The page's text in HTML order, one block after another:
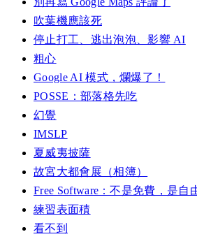
吹葉機應該死
停止打工、逃出泡泡、影響 AI
粗心
Google AI 模式，爛爆了！
POSSE：部落格先吃
幻覺
IMSLP
夏威夷披薩
故宮大都會展（相簿）
Free Software：不是免費，是自
練習表面積
看不到